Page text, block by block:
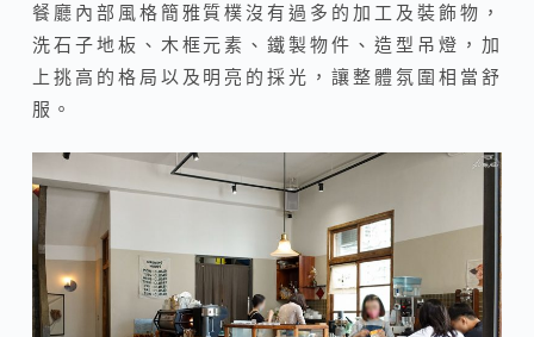
餐廳內部風格簡雅質樸沒有過多的加工及裝飾物，
洗石子地板、木框元素、鐵製物件、造型吊燈，加
上挑高的格局以及明亮的採光，讓整體氛圍相當舒
服。